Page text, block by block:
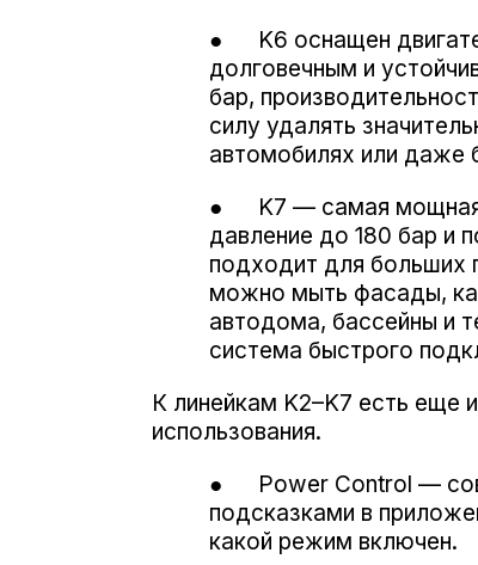
● K6 оснащен
долговечным и
бар,
силу удалять
автомобилях или даже
● K7 — самая мощная
давление до 180 бар и
подходит для больших
можно мыть фасады,
автодома, бассейны и
система быстрого
К линейкам K2–K7 есть еще
использования.
● Power Control —
подсказками в
какой режим включен.